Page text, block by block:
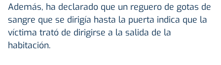
Además, ha declarado que un reguero de gotas de
sangre que se dirigía hasta la puerta indica que la
víctima trató de dirigirse a la salida de la
habitación.